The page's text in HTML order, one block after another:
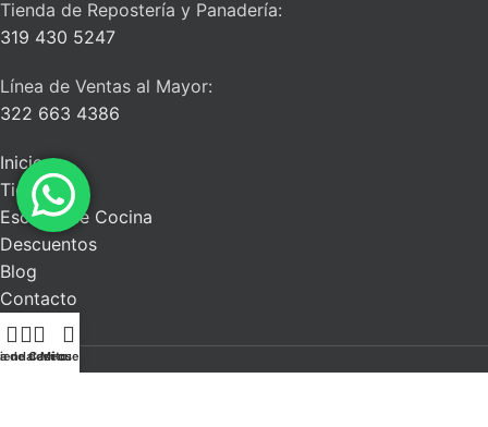
Tienda de Repostería y Panadería:
319 430 5247
Línea de Ventas al Mayor:
322 663 4386
Inicio
Tienda
Escuela de Cocina
Descuentos
Blog
Contacto
de deseos
Carrito
Mi cuenta